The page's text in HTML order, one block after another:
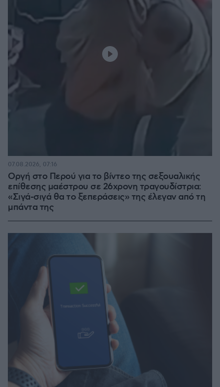
Οργή στο Περού για το βίντεο της σεξουαλικής
επίθεσης μαέστρου σε 26χρονη τραγουδίστρια:
«Σιγά-σιγά θα το ξεπεράσεις» της έλεγαν από τη
μπάντα της
07.08.2026, 07:16